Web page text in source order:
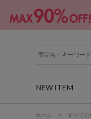
NEW ITEM
ホーム > すべての